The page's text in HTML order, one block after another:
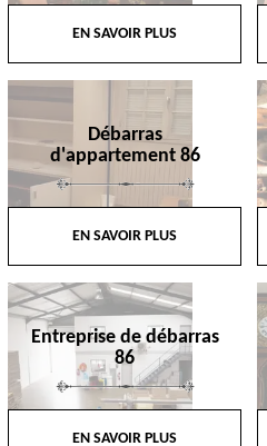
EN SAVOIR PLUS
Débarras
d'appartement 86
EN SAVOIR PLUS
Entreprise de débarras
86
EN SAVOIR PLUS